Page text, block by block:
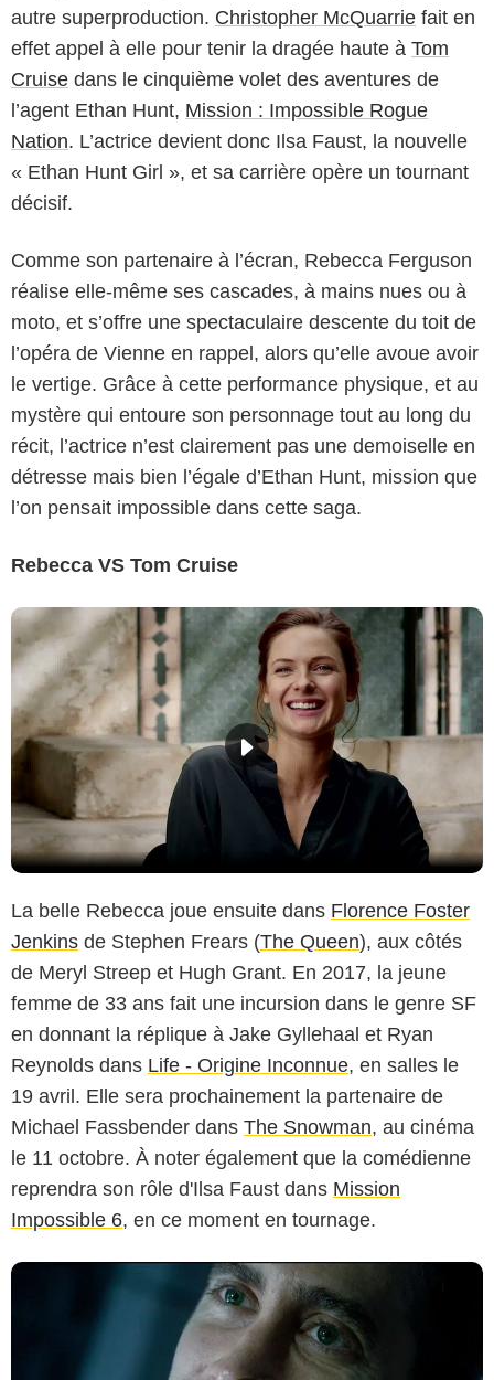
autre superproduction. Christopher McQuarrie fait en
effet appel à elle pour tenir la dragée haute à Tom
Cruise dans le cinquième volet des aventures de
l’agent Ethan Hunt, Mission : Impossible Rogue
Nation. L’actrice devient donc Ilsa Faust, la nouvelle
« Ethan Hunt Girl », et sa carrière opère un tournant
décisif.
Comme son partenaire à l’écran, Rebecca Ferguson
réalise elle-même ses cascades, à mains nues ou à
moto, et s’offre une spectaculaire descente du toit de
l’opéra de Vienne en rappel, alors qu’elle avoue avoir
le vertige. Grâce à cette performance physique, et au
mystère qui entoure son personnage tout au long du
récit, l’actrice n’est clairement pas une demoiselle en
détresse mais bien l’égale d’Ethan Hunt, mission que
l’on pensait impossible dans cette saga.
Rebecca VS Tom Cruise
La belle Rebecca joue ensuite dans Florence Foster
Jenkins de Stephen Frears (The Queen), aux côtés
de Meryl Streep et Hugh Grant. En 2017, la jeune
femme de 33 ans fait une incursion dans le genre SF
en donnant la réplique à Jake Gyllehaal et Ryan
Reynolds dans Life - Origine Inconnue, en salles le
19 avril. Elle sera prochainement la partenaire de
Michael Fassbender dans The Snowman, au cinéma
le 11 octobre. À noter également que la comédienne
reprendra son rôle d'Ilsa Faust dans Mission
Impossible 6, en ce moment en tournage.